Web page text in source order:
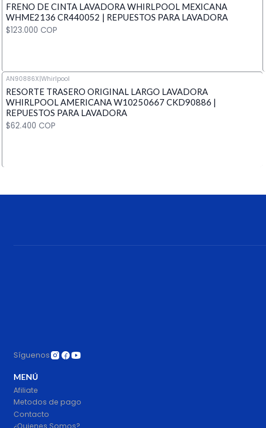
Cantidad
FRENO DE CINTA LAVADORA WHIRLPOOL MEXICANA
WHME2136 CR440052 | REPUESTOS PARA LAVADORA
$123.000 COP
Cantidad
AN90886X|Whirlpool
RESORTE TRASERO ORIGINAL LARGO LAVADORA
WHIRLPOOL AMERICANA W10250667 CKD90886 |
REPUESTOS PARA LAVADORA
$62.400 COP
Cantidad
Síguenos
MENÚ
Afiliate
Metodos de pago
Contacto